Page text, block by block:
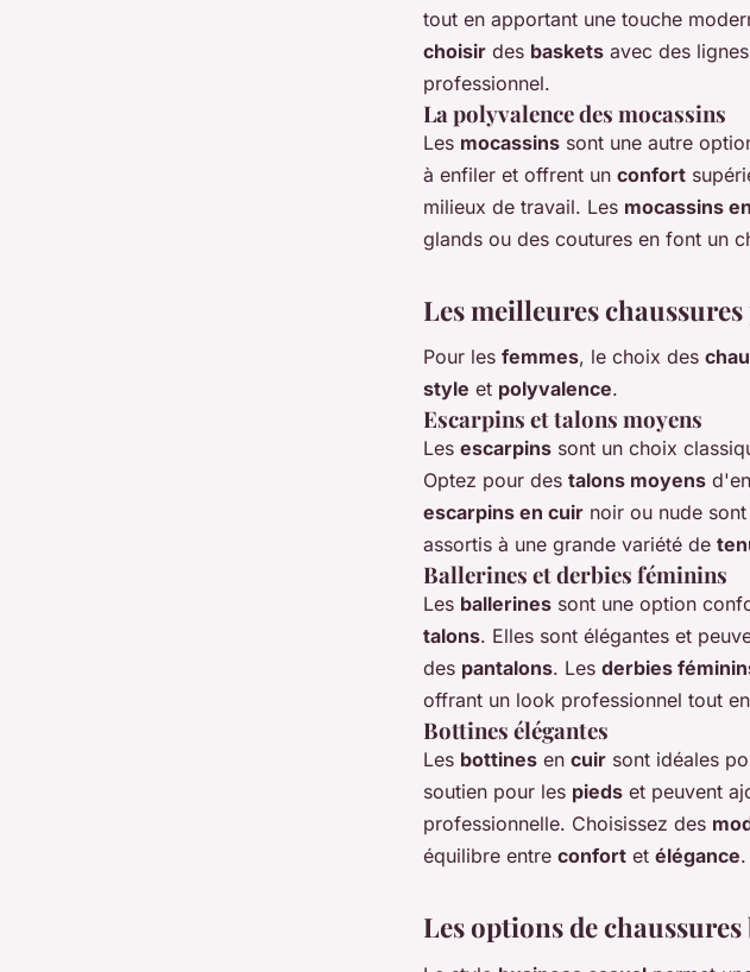
tout en apportant une touche
choisir des baskets avec des
professionnel.
La polyvalence des mocassins
Les mocassins sont une autre
à enfiler et offrent un confort
milieux de travail. Les mocassins
glands ou des coutures en font un
Les meilleures
Pour les femmes, le choix des
style et polyvalence.
Escarpins et talons moyens
Les escarpins sont un choix
Optez pour des talons moyens
escarpins en cuir noir ou nude
assortis à une grande variété de
Ballerines et derbies féminins
Les ballerines sont une option
talons. Elles sont élégantes et
des pantalons. Les derbies
offrant un look professionnel tout
Bottines élégantes
Les bottines en cuir sont idéales
soutien pour les pieds et peuvent
professionnelle. Choisissez des
équilibre entre confort et élégance.
Les options de